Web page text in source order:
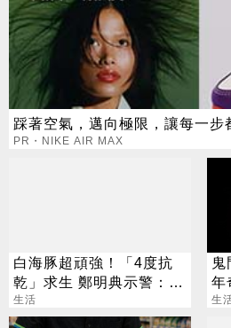
踩著空氣，邁向極限，讓每一步
PR・NIKE AIR MAX
白海豚超頑強！「4度抗
乾」求生 鄭明典示警：不
可輕忽
生活
鬼
年
叮
生